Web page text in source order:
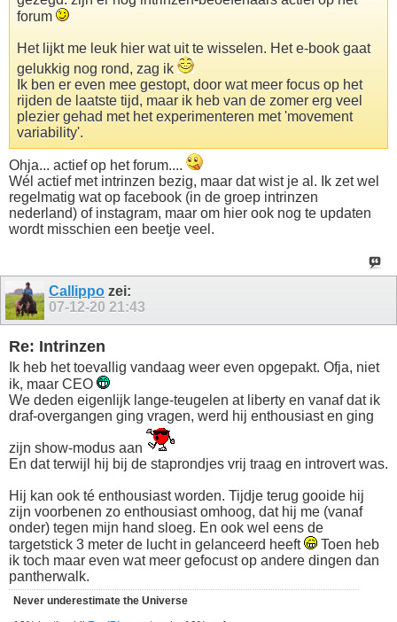
forum
Het lijkt me leuk hier wat uit te wisselen. Het e-book gaat
gelukkig nog rond, zag ik
Ik ben er even mee gestopt, door wat meer focus op het
rijden de laatste tijd, maar ik heb van de zomer erg veel
plezier gehad met het experimenteren met 'movement
variability'.
Ohja... actief op het forum....
Wél actief met intrinzen bezig, maar dat wist je al. Ik zet wel
regelmatig wat op facebook (in de groep intrinzen
nederland) of instagram, maar om hier ook nog te updaten
wordt misschien een beetje veel.
Callippo zei:
07-12-20 21:43
Re: Intrinzen
Ik heb het toevallig vandaag weer even opgepakt. Ofja, niet
ik, maar CEO
We deden eigenlijk lange-teugelen at liberty en vanaf dat ik
draf-overgangen ging vragen, werd hij enthousiast en ging
zijn show-modus aan
En dat terwijl hij bij de staprondjes vrij traag en introvert was.
Hij kan ook té enthousiast worden. Tijdje terug gooide hij
zijn voorbenen zo enthousiast omhoog, dat hij me (vanaf
onder) tegen mijn hand sloeg. En ook wel eens de
targetstick 3 meter de lucht in gelanceerd heeft
Toen heb
ik toch maar even wat meer gefocust op andere dingen dan
pantherwalk.
Never underestimate the Universe